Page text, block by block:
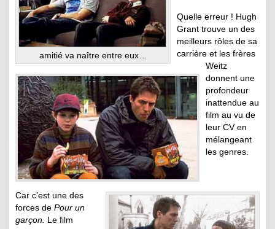
amitié va naître entre eux…
Quelle erreur ! Hugh
Grant trouve un des
meilleurs rôles de sa
carrière et les frères
Weitz
donnent une
profondeur
inattendue au
film au vu de
leur CV en
mélangeant
les genres.
Car c’est une des
forces de Pour un
garçon. Le film